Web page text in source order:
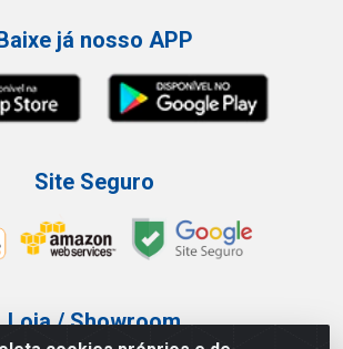
já nosso APP
Site Seguro
Loja / Showroom